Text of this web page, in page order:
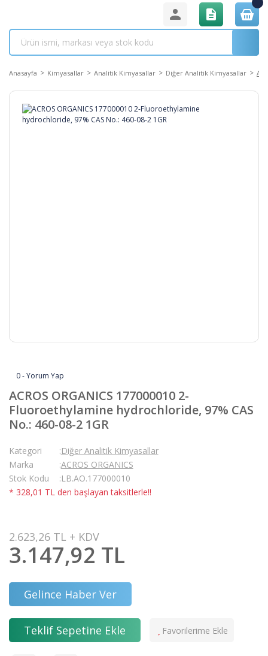
Anasayfa Kimyasallar Analitik Kimyasallar Diğer Analitik Kimyasallar
0 - Yorum Yap
ACROS ORGANICS 177000010 2-
Fluoroethylamine hydrochloride, 97% CAS
No.: 460-08-2 1GR
Kategori
Diğer Analitik Kimyasallar
Marka
ACROS ORGANICS
Stok Kodu
LB.AO.177000010
* 328,01 TL den başlayan taksitlerle!!
2.623,26 TL + KDV
3.147,92 TL
Gelince Haber Ver
Teklif Sepetine Ekle